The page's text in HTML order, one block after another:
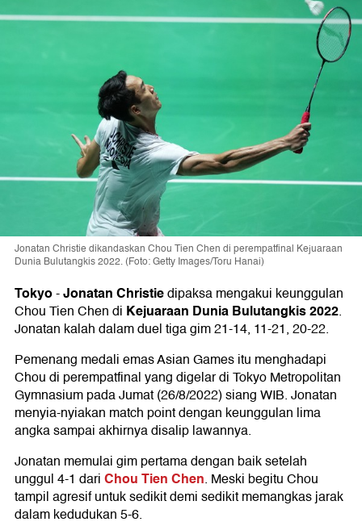
Jonatan Christie dikandaskan Chou Tien Chen di perempatfinal Kejuaraan
Dunia Bulutangkis 2022. (Foto: Getty Images/Toru Hanai)
Tokyo-Jonatan Christiedipaksa mengakui keunggulan
Chou Tien Chen di Kejuaraan Dunia Bulutangkis 2022.
Jonatan kalah dalam duel tiga gim 21-14, 11-21, 20-22.
Pemenang medali emas Asian Games itu menghadapi
Chou di perempatfinal yang digelar di Tokyo Metropolitan
Gymnasium pada Jumat (26/8/2022) siang WIB. Jonatan
menyia-nyiakan match point dengan keunggulan lima
angka sampai akhirnya disalip lawannya.
Jonatan memulai gim pertama dengan baik setelah
unggul 4-1 dariChou Tien Chen. Meski begitu Chou
tampil agresif untuk sedikit demi sedikit memangkas jarak
dalam kedudukan 5-6.